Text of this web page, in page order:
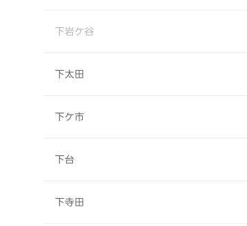
下岩ケ谷
下太田
下ケ市
下台
下寺田